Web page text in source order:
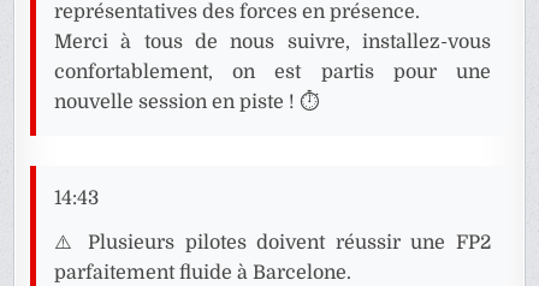
représentatives des forces en présence.
Merci à tous de nous suivre, installez-vous
confortablement, on est partis pour une
nouvelle session en piste ! ⏱️
14:43
⚠️ Plusieurs pilotes doivent réussir une FP2
parfaitement fluide à Barcelone.